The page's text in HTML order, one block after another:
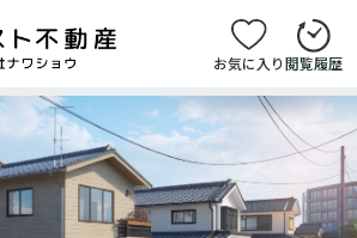
お気に入り閲覧履歴